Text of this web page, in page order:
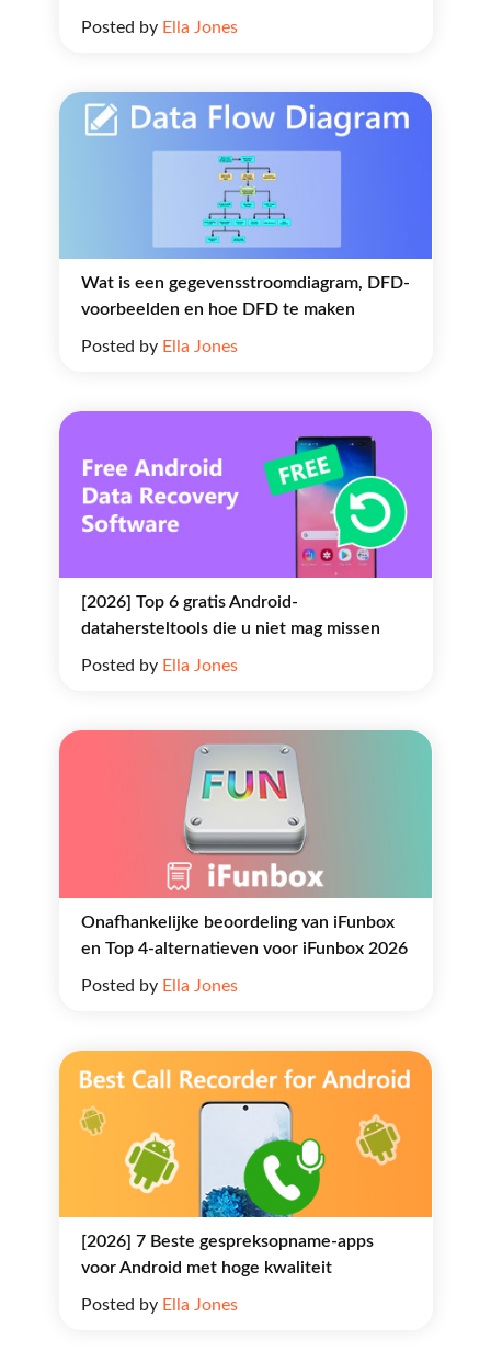
Posted by Ella Jones
Wat is een gegevensstroomdiagram, DFD-
voorbeelden en hoe DFD te maken
Posted by Ella Jones
[2026] Top 6 gratis Android-
datahersteltools die u niet mag missen
Posted by Ella Jones
Onafhankelijke beoordeling van iFunbox
en Top 4-alternatieven voor iFunbox 2026
Posted by Ella Jones
[2026] 7 Beste gespreksopname-apps
voor Android met hoge kwaliteit
Posted by Ella Jones